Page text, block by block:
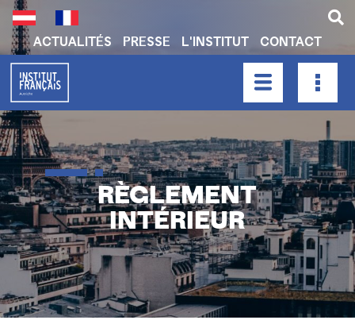
Aller
au
contenu
principal
H
A
D
E
R
N
A
V
I
A
ACTUALITÉS PRESSE L'INSTITUT CONTACT
RÈGLEMENT
INTÉRIEUR